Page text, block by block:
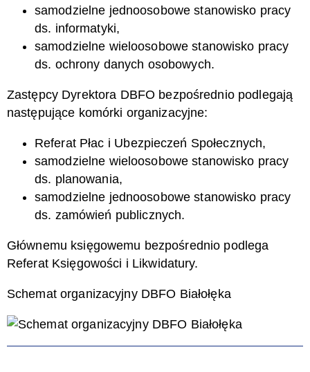
samodzielne jednoosobowe stanowisko pracy
ds. informatyki,
samodzielne wieloosobowe stanowisko pracy
ds. ochrony danych osobowych.
Zastępcy Dyrektora DBFO bezpośrednio podlegają
następujące komórki organizacyjne:
Referat Płac i Ubezpieczeń Społecznych,
samodzielne wieloosobowe stanowisko pracy
ds. planowania,
samodzielne jednoosobowe stanowisko pracy
ds. zamówień publicznych.
Głównemu księgowemu bezpośrednio podlega
Referat Księgowości i Likwidatury.
Schemat organizacyjny DBFO Białołęka